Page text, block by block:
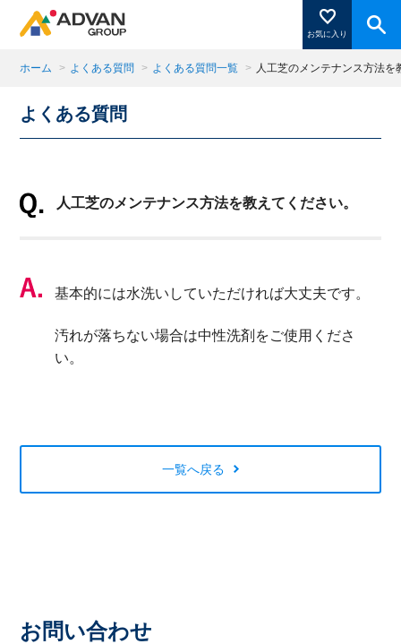
お気に入り
商品ページにある「お気に入り登録」を押すと登録した
商品がここに表示されます。
ホーム > よくある質問 > よくある質問一覧 > 人工芝のメンテナンス方法を
よくある質問
人工芝のメンテナンス方法を教えてください。
基本的には水洗いしていただければ大丈夫です。
汚れが落ちない場合は中性洗剤をご使用くださ
い。
一覧へ戻る
お問い合わせ